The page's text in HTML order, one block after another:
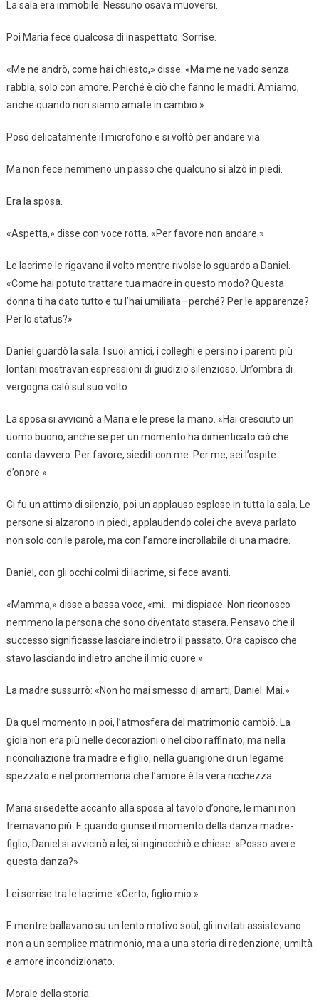
La sala era immobile. Nessuno osava muoversi.
Poi Maria fece qualcosa di inaspettato. Sorrise.
«Me ne andrò, come hai chiesto,» disse. «Ma me ne vado senza
rabbia, solo con amore. Perché è ciò che fanno le madri. Amiamo,
anche quando non siamo amate in cambio.»
Posò delicatamente il microfono e si voltò per andare via.
Ma non fece nemmeno un passo che qualcuno si alzò in piedi.
Era la sposa.
«Aspetta,» disse con voce rotta. «Per favore non andare.»
Le lacrime le rigavano il volto mentre rivolse lo sguardo a Daniel.
«Come hai potuto trattare tua madre in questo modo? Questa
donna ti ha dato tutto e tu l’hai umiliata—perché? Per le apparenze?
Per lo status?»
Daniel guardò la sala. I suoi amici, i colleghi e persino i parenti più
lontani mostravan espressioni di giudizio silenzioso. Un’ombra di
vergogna calò sul suo volto.
La sposa si avvicinò a Maria e le prese la mano. «Hai cresciuto un
uomo buono, anche se per un momento ha dimenticato ciò che
conta davvero. Per favore, siediti con me. Per me, sei l’ospite
d’onore.»
Ci fu un attimo di silenzio, poi un applauso esplose in tutta la sala. Le
persone si alzarono in piedi, applaudendo colei che aveva parlato
non solo con le parole, ma con l’amore incrollabile di una madre.
Daniel, con gli occhi colmi di lacrime, si fece avanti.
«Mamma,» disse a bassa voce, «mi… mi dispiace. Non riconosco
nemmeno la persona che sono diventato stasera. Pensavo che il
successo significasse lasciare indietro il passato. Ora capisco che
stavo lasciando indietro anche il mio cuore.»
La madre sussurrò: «Non ho mai smesso di amarti, Daniel. Mai.»
Da quel momento in poi, l’atmosfera del matrimonio cambiò. La
gioia non era più nelle decorazioni o nel cibo raffinato, ma nella
riconciliazione tra madre e figlio, nella guarigione di un legame
spezzato e nel promemoria che l’amore è la vera ricchezza.
Maria si sedette accanto alla sposa al tavolo d’onore, le mani non
tremavano più. E quando giunse il momento della danza madre-
figlio, Daniel si avvicinò a lei, si inginocchiò e chiese: «Posso avere
questa danza?»
Lei sorrise tra le lacrime. «Certo, figlio mio.»
E mentre ballavano su un lento motivo soul, gli invitati assistevano
non a un semplice matrimonio, ma a una storia di redenzione, umiltà
e amore incondizionato.
Morale della storia: